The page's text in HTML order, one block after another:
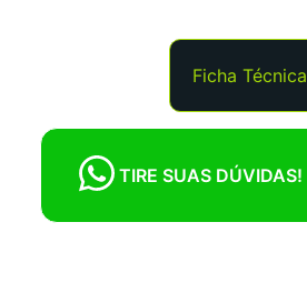
Ficha Técnica
TIRE SUAS DÚVIDAS!